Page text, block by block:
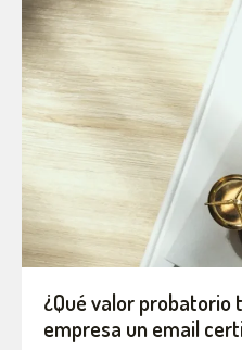
¿Qué valor probatorio
empresa un email